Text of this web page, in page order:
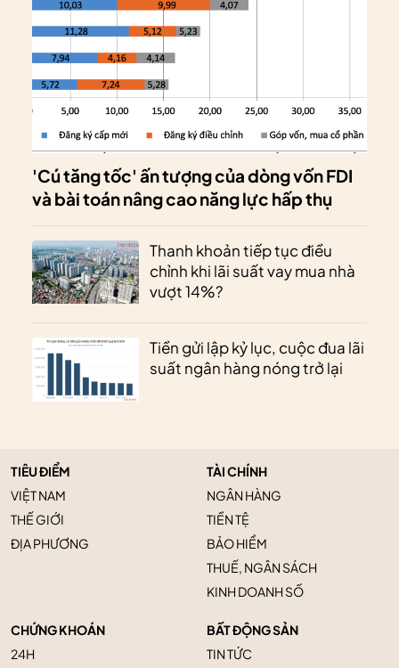
'Cú tăng tốc' ấn tượng của dòng vốn FDI
và bài toán nâng cao năng lực hấp thụ
Thanh khoản tiếp tục điều
chỉnh khi lãi suất vay mua nhà
vượt 14%?
Tiền gửi lập kỷ lục, cuộc đua lãi
suất ngân hàng nóng trở lại
TIÊU ĐIỂM
VIỆT NAM
THẾ GIỚI
ĐỊA PHƯƠNG
TÀI CHÍNH
NGÂN HÀNG
TIỀN TỆ
BẢO HIỂM
THUẾ, NGÂN SÁCH
KINH DOANH SỐ
CHỨNG KHOÁN
24H
BẤT ĐỘNG SẢN
TIN TỨC